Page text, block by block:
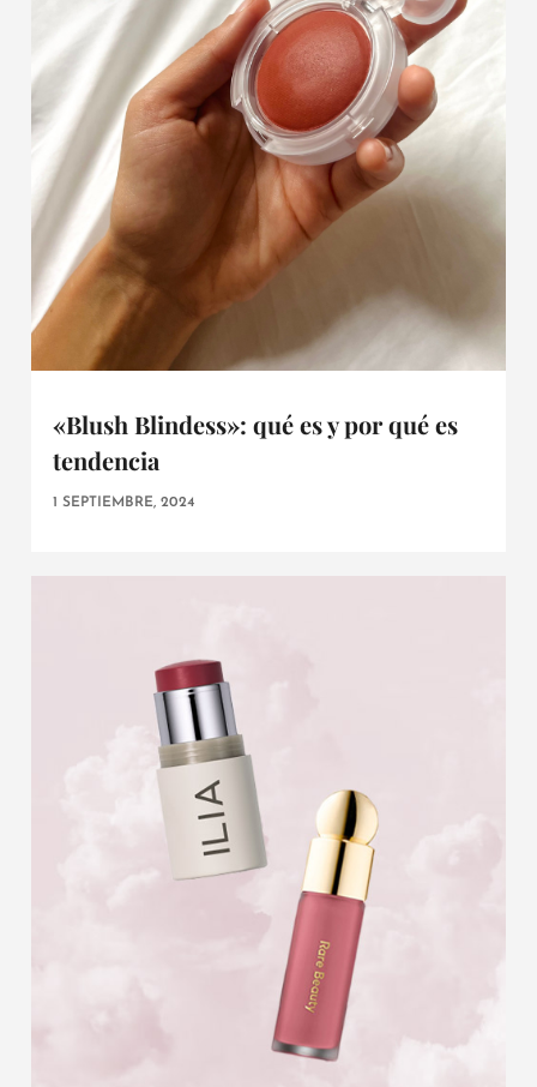
«Blush Blindess»: qué es y por qué es
tendencia
1 SEPTIEMBRE, 2024